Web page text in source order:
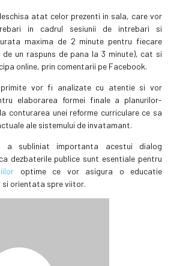
atat celor prezenti in sala, care vor
in cadrul sesiunii de intrebari si
maxima de 2 minute pentru fiecare
un raspuns de pana la 3 minute), cat si
online, prin comentarii pe Facebook.
primite vor fi analizate cu atentie si vor
elaborarea formei finale a planurilor-
conturarea unei reforme curriculare ce sa
ale sistemului de invatamant.
a subliniat importanta acestui dialog
dezbaterile publice sunt esentiale pentru
optime ce vor asigura o educatie
si orientata spre viitor.